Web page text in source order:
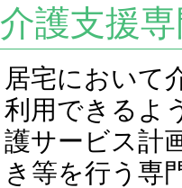
介護支援
居宅において
利用できるよ
護サービス計
き等を行う専